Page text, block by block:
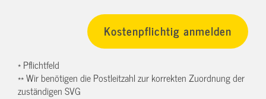
* Pflichtfeld
** Wir benötigen die Postleitzahl zur korrekten Zuordnung der
zuständigen SVG